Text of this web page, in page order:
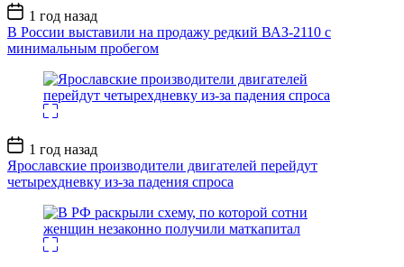
Дата
записи
1 год назад
В России выставили на продажу редкий ВАЗ-2110 с
минимальным пробегом
Дата
записи
1 год назад
Ярославские производители двигателей перейдут
четырехдневку из-за падения спроса